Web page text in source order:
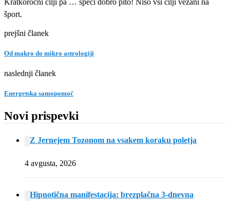
šport.
prejšni članek
Od makro do mikro astrologiji
naslednji članek
Energetska samopomoč
Novi prispevki
Z Jernejem Tozonom na vsakem koraku poletja
4 avgusta, 2026
Hipnotična manifestacija: brezplačna 3-dnevna